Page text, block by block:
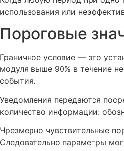
использования или
Пороговые
Граничное условие — это
модуля выше 90% в течение
события.
Уведомления передаются
количество информации:
Чрезмерно чувствительные
Следовательно параметры